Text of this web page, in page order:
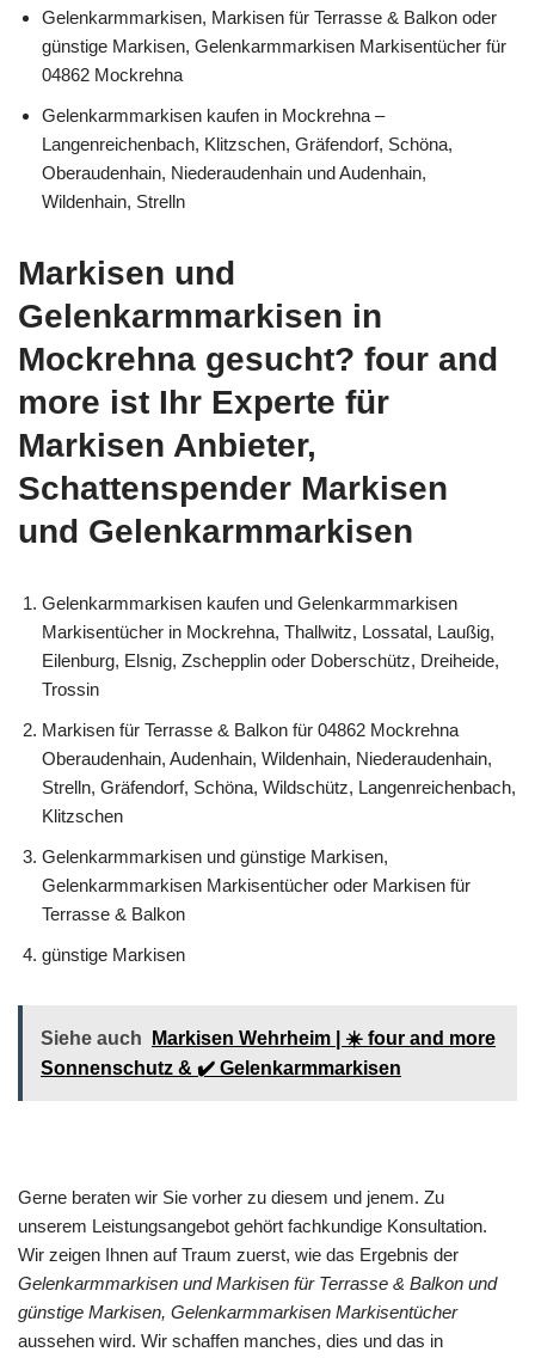
Gelenkarmmarkisen, Markisen für Terrasse & Balkon oder
günstige Markisen, Gelenkarmmarkisen Markisentücher für
04862 Mockrehna
Gelenkarmmarkisen kaufen in Mockrehna –
Langenreichenbach, Klitzschen, Gräfendorf, Schöna,
Oberaudenhain, Niederaudenhain und Audenhain,
Wildenhain, Strelln
Markisen und
Gelenkarmmarkisen in
Mockrehna gesucht? four and
more ist Ihr Experte für
Markisen Anbieter,
Schattenspender Markisen
und Gelenkarmmarkisen
Gelenkarmmarkisen kaufen und Gelenkarmmarkisen
Markisentücher in Mockrehna, Thallwitz, Lossatal, Laußig,
Eilenburg, Elsnig, Zschepplin oder Doberschütz, Dreiheide,
Trossin
Markisen für Terrasse & Balkon für 04862 Mockrehna
Oberaudenhain, Audenhain, Wildenhain, Niederaudenhain,
Strelln, Gräfendorf, Schöna, Wildschütz, Langenreichenbach,
Klitzschen
Gelenkarmmarkisen und günstige Markisen,
Gelenkarmmarkisen Markisentücher oder Markisen für
Terrasse & Balkon
günstige Markisen
Siehe auch
Markisen Wehrheim | ☀️ four and more
Sonnenschutz & ✔️ Gelenkarmmarkisen
Gerne beraten wir Sie vorher zu diesem und jenem. Zu
unserem Leistungsangebot gehört fachkundige Konsultation.
Wir zeigen Ihnen auf Traum zuerst, wie das Ergebnis der
Gelenkarmmarkisen und Markisen für Terrasse & Balkon und
günstige Markisen, Gelenkarmmarkisen Markisentücher
aussehen wird. Wir schaffen manches, dies und das in